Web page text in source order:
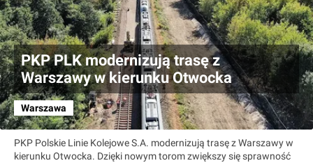
PKP PLK modernizują trasę z
Warszawy w kierunku Otwocka
Warszawa
PKP Polskie Linie Kolejowe S.A. modernizują trasę z Warszawy w
kierunku Otwocka. Dzięki nowym torom zwiększy się sprawność